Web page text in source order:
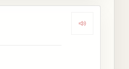
Dengarkan